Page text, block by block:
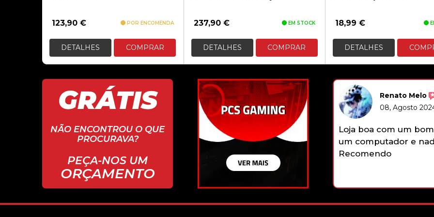
123,90 € POR ENCOMENDA
DETALHES COMPRAR
237,90 € EM STOCK
DETALHES COMPRAR
18,99 €
DETALHES
GRÁTIS
NÃO ENCONTROU O QUE
PROCURAVA?
PEÇA-NOS UM
ORÇAMENTO
Renato Melo recomenda PCBEM - Informática
08, Agosto 2024 - 20:29:20
Loja boa com um bom stock e sempre atualizado. Comprei
um computador e nada a reclamar tudo bem explicado.